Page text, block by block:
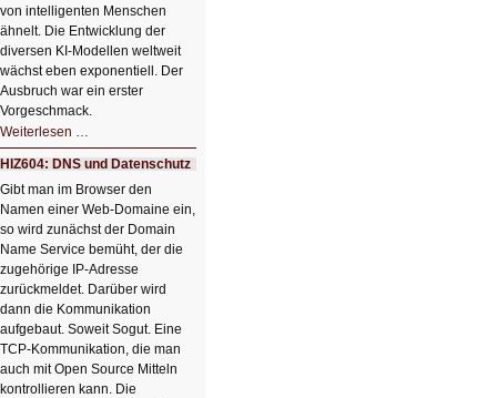
von intelligenten Menschen
ähnelt. Die Entwicklung der
diversen KI-Modellen weltweit
wächst eben exponentiell. Der
Ausbruch war ein erster
Vorgeschmack.
Weiterlesen …
Der
Ausbruch
der
KI
HIZ604: DNS und Datenschutz
Gibt man im Browser den
Namen einer Web-Domaine ein,
so wird zunächst der Domain
Name Service bemüht, der die
zugehörige IP-Adresse
zurückmeldet. Darüber wird
dann die Kommunikation
aufgebaut. Soweit Sogut. Eine
TCP-Kommunikation, die man
auch mit Open Source Mitteln
kontrollieren kann. Die